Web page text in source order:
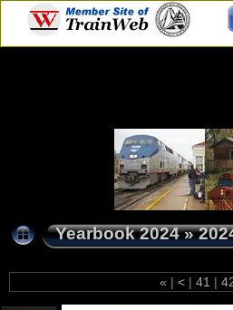
Yearbook 2024»
« | < | 41 |